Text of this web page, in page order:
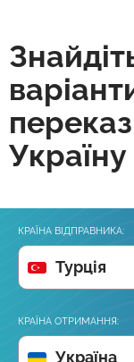
Україну
КРАЇНА ВІДПРАВНИКА:
Турція
КРАЇНА ОТРИМАННЯ:
Україна